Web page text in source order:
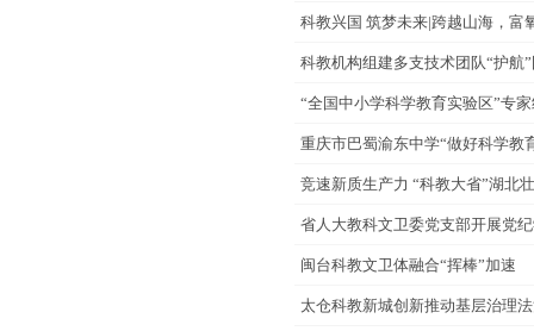
科教兴国 筑梦未来|跨越山海，富
科教机构组建多支技术团队“护航
“全国中小学科学教育实验区”专
重庆市巴蜀渝东中学“做好科学教
竞速新质生产力 “科教大省”湖北
省人大教科文卫委党支部开展党
闽台科教文卫体融合“挥棒”加速
太仓科教新城创新推动基层治理